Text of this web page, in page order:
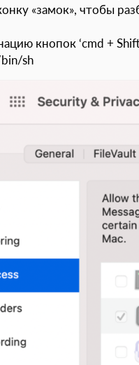
«замок», чтобы
кнопок ‘cmd +
sh